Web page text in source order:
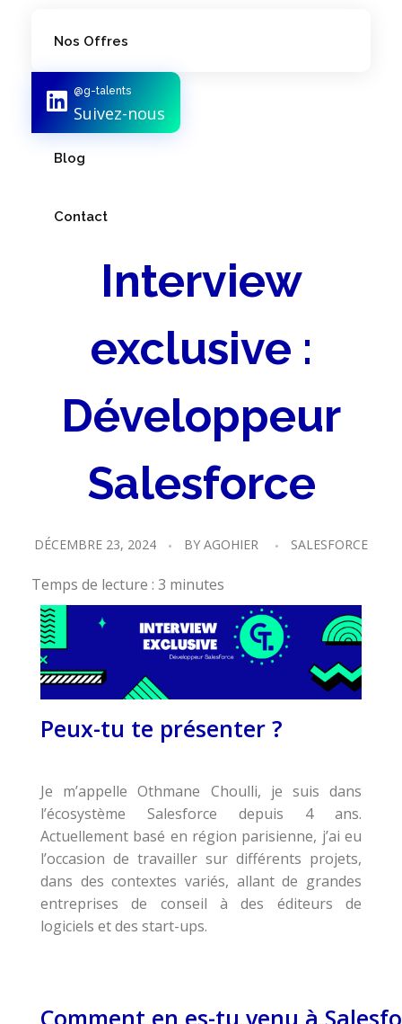
Nos Offres
Notre Équipe
Blog
Contact
@g-talents
Suivez-nous
Interview
exclusive :
Développeur
Salesforce
DÉCEMBRE 23, 2024 BY AGOHIER SALESFORCE
Temps de lecture : 3 minutes
Peux-tu te présenter ?
Je m’appelle Othmane Choulli, je suis dans
l’écosystème Salesforce depuis 4 ans.
Actuellement basé en région parisienne, j’ai eu
l’occasion de travailler sur différents projets,
dans des contextes variés, allant de grandes
entreprises de conseil à des éditeurs de
logiciels et des start-ups.